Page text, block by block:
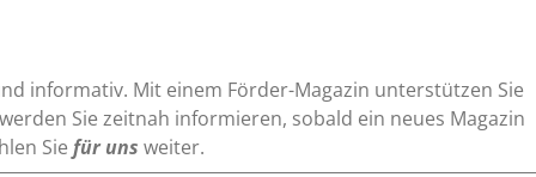
informativ. Mit einem Förder-Magazin unterstützen Sie
Sie zeitnah informieren, sobald ein neues Magazin
Siefür uns weiter.